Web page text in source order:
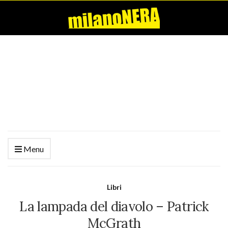
Menu
Libri
La lampada del diavolo – Patrick
McGrath